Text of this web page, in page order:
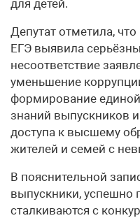
для детей.
Депутат отметила,
ЕГЭ выявила
несоответствие
уменьшение
формирование
знаний выпускников
доступа к высшему
жителей и семей с
В пояснительной
выпускники, успешно
сталкиваются с